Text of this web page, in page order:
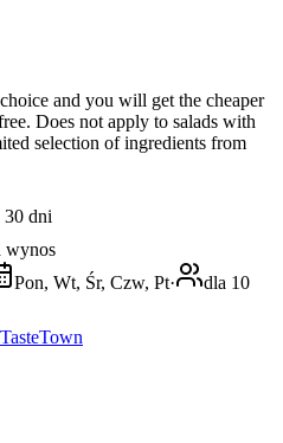
and you will get the cheaper
Does not apply to salads with
selection of ingredients from
30 dni
wynos
Pon, Wt, Śr, Czw, Pt·
dla 10